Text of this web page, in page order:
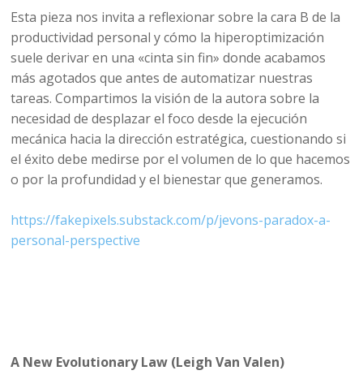
Esta pieza nos invita a reflexionar sobre la cara B de la
productividad personal y cómo la hiperoptimización
suele derivar en una «cinta sin fin» donde acabamos
más agotados que antes de automatizar nuestras
tareas. Compartimos la visión de la autora sobre la
necesidad de desplazar el foco desde la ejecución
mecánica hacia la dirección estratégica, cuestionando si
el éxito debe medirse por el volumen de lo que hacemos
o por la profundidad y el bienestar que generamos.
https://fakepixels.substack.com/p/jevons-paradox-a-
personal-perspective
A New Evolutionary Law (Leigh Van Valen)